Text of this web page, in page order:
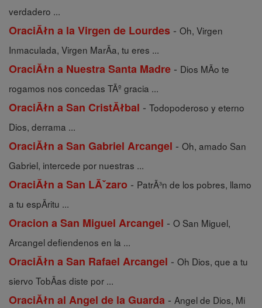
verdadero ...
OraciĂłn a la Virgen de Lourdes - Oh, Virgen
Inmaculada, Virgen MarÃ­a, tu eres ...
OraciĂłn a Nuestra Santa Madre - Dios MÃ­o te
rogamos nos concedas TÃº gracia ...
OraciĂłn a San CristĂłbal - Todopoderoso y eterno
Dios, derrama ...
OraciĂłn a San Gabriel Arcangel - Oh, amado San
Gabriel, intercede por nuestras ...
OraciĂłn a San LĂˇzaro - PatrÃ³n de los pobres, llamo
a tu espÃ­ritu ...
Oracion a San Miguel Arcangel - O San Miguel,
Arcangel defiendenos en la ...
OraciĂłn a San Rafael Arcangel - Oh Dios, que a tu
siervo TobÃ­as diste por ...
OraciĂłn al Angel de la Guarda - Angel de Dios, Mi